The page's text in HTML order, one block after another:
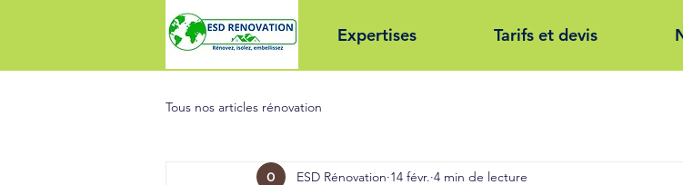
Expertises Tarifs et devis
Tous nos articles rénovation
ESD Rénovation 14 févr. 4 min de lecture